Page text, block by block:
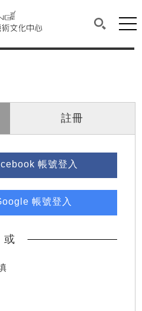
中心
。
有本網站主要連結。
化中心
搜尋(開
網
要內容區。
註冊
帳號登入
帳號登入
或